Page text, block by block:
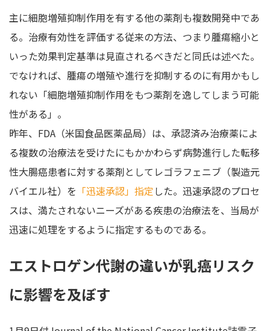
主に細胞増殖抑制作用を有する他の薬剤も複数開発中であ
る。治療有効性を評価する従来の方法、つまり腫瘍縮小と
いった効果判定基準は見直されるべきだと同氏は述べた。
でなければ、腫瘍の増殖や進行を抑制するのに有用かもし
れない「細胞増殖抑制作用をもつ薬剤を逸してしまう可能
性がある」。
昨年、FDA（米国食品医薬品局）は、承認済み治療薬によ
る複数の治療法を受けたにもかかわらず病勢進行した転移
性大腸癌患者に対する薬剤としてレゴラフェニブ（製造元
バイエル社）を 「迅速承認」指定した。迅速承認のプロセ
スは、満たされないニーズがある疾患の治療法を、当局が
迅速に処理をするように指定するものである。
エストロゲン代謝の違いが乳癌リスク
に影響を及ぼす